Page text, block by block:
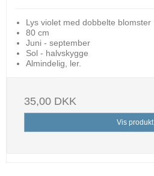
Lys violet med dobbelte blomster
80 cm
Juni - september
Sol - halvskygge
Almindelig, ler.
35,00 DKK
Vis produkt